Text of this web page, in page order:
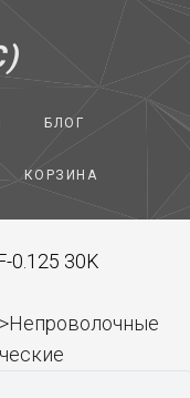
БЛОГ
КОРЗИНА
0.125 30K